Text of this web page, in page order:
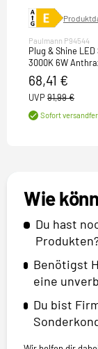
Paulmann P94544
Plug & Shine
3000K 6W
68,41 €
UVP 91,99 €
Sofort
Wie
Du hast
Benötigst
eine
Du bist